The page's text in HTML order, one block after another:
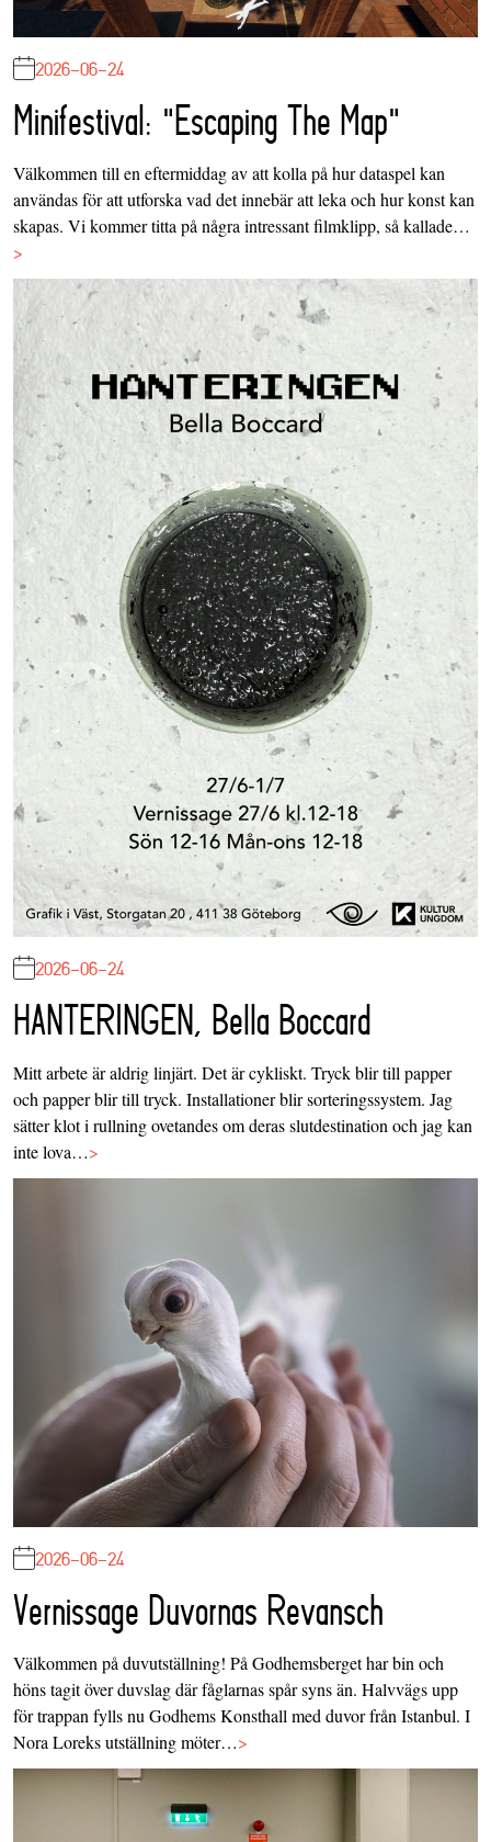
2026-06-24
Minifestival: "Escaping The Map"
Välkommen till en eftermiddag av att kolla på hur dataspel kan
användas för att utforska vad det innebär att leka och hur konst kan
skapas. Vi kommer titta på några intressant filmklipp, så kallade…
>
2026-06-24
HANTERINGEN, Bella Boccard
Mitt arbete är aldrig linjärt. Det är cykliskt. Tryck blir till papper
och papper blir till tryck. Installationer blir sorteringssystem. Jag
sätter klot i rullning ovetandes om deras slutdestination och jag kan
inte lova…>
2026-06-24
Vernissage Duvornas Revansch
Välkommen på duvutställning! På Godhemsberget har bin och
höns tagit över duvslag där fåglarnas spår syns än. Halvvägs upp
för trappan fylls nu Godhems Konsthall med duvor från Istanbul. I
Nora Loreks utställning möter…>